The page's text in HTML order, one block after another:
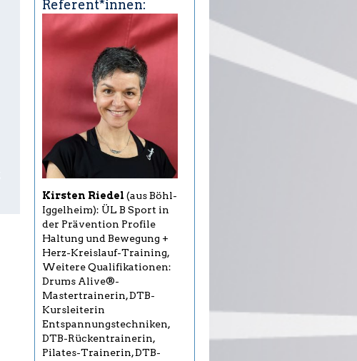
Referent*innen:
Kirsten Riedel (aus Böhl-
Iggelheim): ÜL B Sport in
der Prävention Profile
Haltung und Bewegung +
Herz-Kreislauf-Training,
Weitere Qualifikationen:
Drums Alive®-
Mastertrainerin, DTB-
Kursleiterin
Entspannungstechniken,
DTB-Rückentrainerin,
Pilates-Trainerin, DTB-